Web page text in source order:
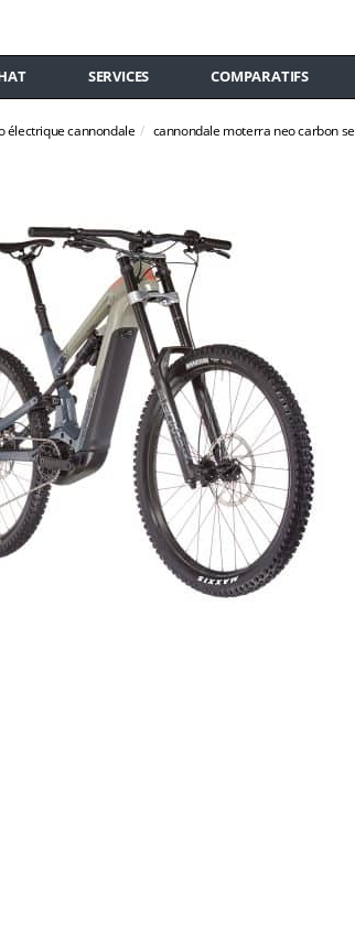
SERVICES COMPARATIFS
électrique cannondale cannondale moterra neo carbon se